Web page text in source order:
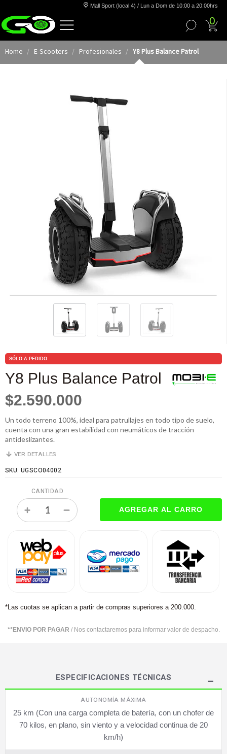
Mall Sport (local 4) / Lun a Dom de 10:00 a 20:00hrs
0
Home E-Scooters Profesionales Y8 Plus Balance Patrol
SÓLO A PEDIDO
Y8 Plus Balance Patrol
$2.590.000
Un todo terreno 100%, ideal para patrullajes en todo tipo de suelo,
cuenta con una gran estabilidad con neumáticos de tracción
antideslizantes.
VER DETALLES
SKU: UGSCO04002
CANTIDAD
*Las cuotas se aplican a partir de compras superiores a 200.000.
**ENVIO POR PAGAR / Nos contactaremos para informar valor de despacho.
ESPECIFICACIONES TÉCNICAS
AUTONOMÍA MÁXIMA
25 km (Con una carga completa de batería, con un chofer de
70 kilos, en plano, sin viento y a velocidad continua de 20
km/h)